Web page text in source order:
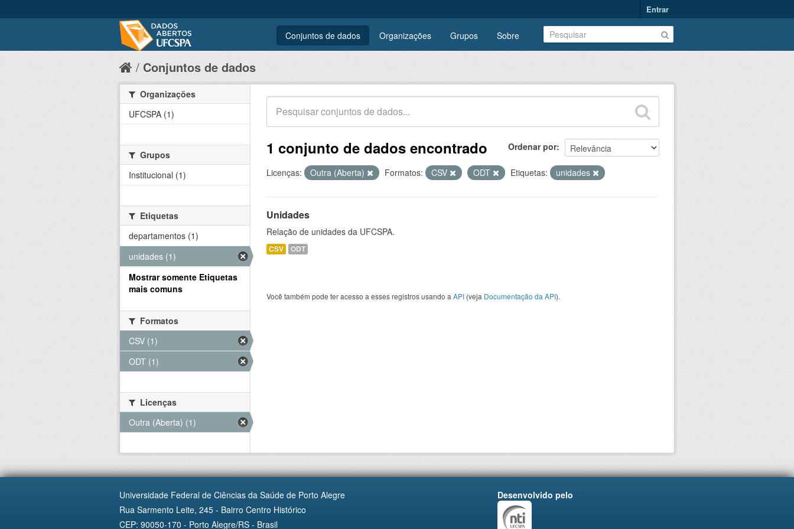
Entrar
Conjuntos de dados Organizações Grupos Sobre
Conjuntos de dados
Ordenar por
1 conjunto de dados encontrado
Licenças: Outra (Aberta) Formatos: CSV ODT Etiquetas: unidades
Unidades
Relação de unidades da UFCSPA.
CSV ODT
Você também pode ter acesso a esses registros usando a API (veja Documentação da API).
Organizações
UFCSPA (1)
Grupos
Institucional (1)
Etiquetas
departamentos (1)
unidades (1)
Mostrar somente Etiquetas
mais comuns
Formatos
CSV (1)
ODT (1)
Licenças
Outra (Aberta) (1)
Universidade Federal de Ciências da Saúde de Porto Alegre
Rua Sarmento Leite, 245 - Bairro Centro Histórico
CEP: 90050-170 - Porto Alegre/RS - Brasil
Desenvolvido pelo